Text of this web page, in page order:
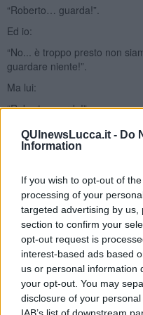
QUInewsLucca.it - Do
Information
If you wish to opt-out of
processing of your
targeted advertising by
section to confirm your
opt-out request is
interest-based ads based
us or personal information
your opt-out. You may
disclosure of your
IAB’s list of downstream
“Roberto… guarda!”.
Ed io:
“No... è troppo presto non
guardare niente!”.
Ma lui:
“Roberto guarda!”.
Scuotendo la testa: “No…
non ho lo spirito adatto”.
“Roberto… ma guarda… per
Decido di dargli retta. Noi
Fornacette…, non credevo
senza riserbo.
Ogni albero che scorreva
enorme fiocco azzurro.
Con gli occhi gonfi di
emozione rivedo mio padre